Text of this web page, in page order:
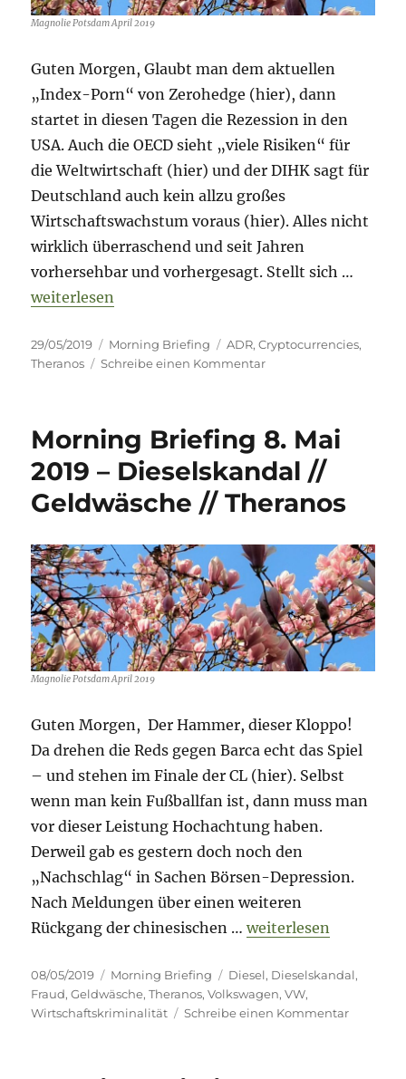
Magnolie Potsdam April 2019
Guten Morgen, Glaubt man dem aktuellen
„Index-Porn“ von Zerohedge (hier), dann
startet in diesen Tagen die Rezession in den
USA. Auch die OECD sieht „viele Risiken“ für
die Weltwirtschaft (hier) und der DIHK sagt für
Deutschland auch kein allzu großes
Wirtschaftswachstum voraus (hier). Alles nicht
wirklich überraschend und seit Jahren
vorhersehbar und vorhergesagt. Stellt sich …
„Morning Briefing 29. Mai 2019 – Theranos? //
weiterlesen
Veröffentlicht
am
29/05/2019 Kategorien
Morning Briefing Schlagwörter
ADR,Cryptocurrencies,
Theranos
Schreibe einen Kommentarzu
Mai
–
Theranos?
//
//
Crypto
Morning Briefing 8. Mai
2019 – Dieselskandal //
Geldwäsche // Theranos
Magnolie Potsdam April 2019
Guten Morgen, Der Hammer, dieser Kloppo!
Da drehen die Reds gegen Barca echt das Spiel
– und stehen im Finale der CL (hier). Selbst
wenn man kein Fußballfan ist, dann muss man
vor dieser Leistung Hochachtung haben.
Derweil gab es gestern doch noch den
„Nachschlag“ in Sachen Börsen-Depression.
Nach Meldungen über einen weiteren
Rückgang der chinesischen …„Morning Briefing 8.
weiterlesen
Veröffentlicht
am
08/05/2019 Kategorien
Morning Briefing Schlagwörter
Diesel, Dieselskandal,
Fraud,Geldwäsche,Theranos,Volkswagen,VW,
Wirtschaftskriminalität
Schreibe einen Kommentarzu